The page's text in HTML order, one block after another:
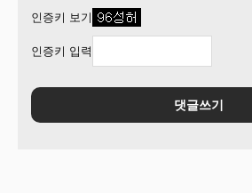
인증키 보기
인증키 입력
댓글쓰기